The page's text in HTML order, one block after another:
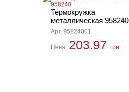
Термокружка
металлическая 958240
Арт. 95824001
Цена: 203.97 грн